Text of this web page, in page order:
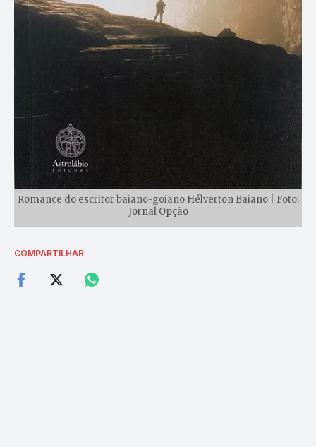
Romance do escritor baiano-goiano Hélverton Baiano | Foto:
Jornal Opção
COMPARTILHAR